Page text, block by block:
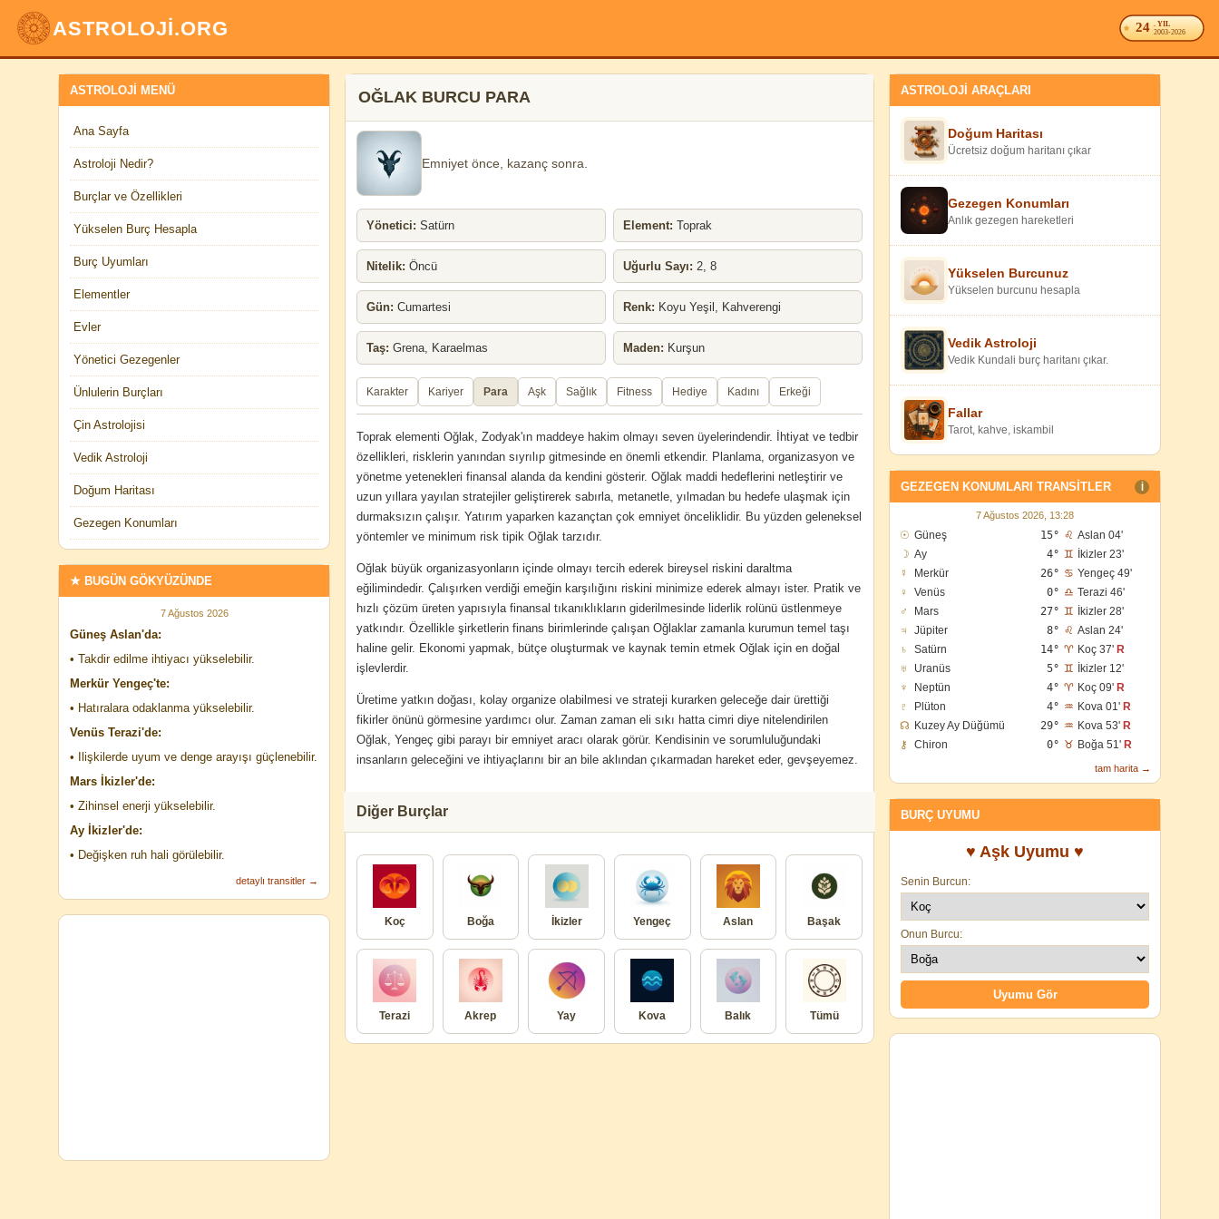
ASTROLOJİ.ORG 24 . YIL
2003-2026
ASTROLOJI MENÜ
Ana Sayfa
Astroloji Nedir?
Burçlar ve Özellikleri
Yükselen Burç Hesapla
Burç Uyumları
Elementler
Evler
Yönetici Gezegenler
Ünlulerin Burçları
Çin Astrolojisi
Vedik Astroloji
Doğum Haritası
Gezegen Konumları
★ BUGÜN GÖKYÜZÜNDE
7 Ağustos 2026
Güneş Aslan'da:
• Takdir edilme ihtiyacı yükselebilir.
Merkür Yengeç'te:
• Hatıralara odaklanma yükselebilir.
Venüs Terazi'de:
• Ilişkilerde uyum ve denge arayışı güçlenebilir.
Mars İkizler'de:
• Zihinsel enerji yükselebilir.
Ay İkizler'de:
• Değişken ruh hali görülebilir.
detaylı transitler →
OĞLAK BURCU PARA
Emniyet önce, kazanç sonra.
Yönetici: Satürn Element: Toprak
Nitelik: Öncü Uğurlu Sayı: 2, 8
Gün: Cumartesi Renk: Koyu Yeşil, Kahverengi
Taş: Grena, Karaelmas Maden: Kurşun
Karakter Kariyer Para Aşk Sağlık Fitness Hediye Kadını Erkeği
Toprak elementi Oğlak, Zodyak'ın maddeye hakim olmayı seven üyelerindendir. İhtiyat ve tedbir
özellikleri, risklerin yanından sıyrılıp gitmesinde en önemli etkendir. Planlama, organizasyon ve
yönetme yetenekleri finansal alanda da kendini gösterir. Oğlak maddi hedeflerini netleştirir ve
uzun yıllara yayılan stratejiler geliştirerek sabırla, metanetle, yılmadan bu hedefe ulaşmak için
durmaksızın çalışır. Yatırım yaparken kazançtan çok emniyet önceliklidir. Bu yüzden geleneksel
yöntemler ve minimum risk tipik Oğlak tarzıdır.
Oğlak büyük organizasyonların içinde olmayı tercih ederek bireysel riskini daraltma
eğilimindedir. Çalışırken verdiği emeğin karşılığını riskini minimize ederek almayı ister. Pratik ve
hızlı çözüm üreten yapısıyla finansal tıkanıklıkların giderilmesinde liderlik rolünü üstlenmeye
yatkındır. Özellikle şirketlerin finans birimlerinde çalışan Oğlaklar zamanla kurumun temel taşı
haline gelir. Ekonomi yapmak, bütçe oluşturmak ve kaynak temin etmek Oğlak için en doğal
işlevlerdir.
Üretime yatkın doğası, kolay organize olabilmesi ve strateji kurarken geleceğe dair ürettiği
fikirler önünü görmesine yardımcı olur. Zaman zaman eli sıkı hatta cimri diye nitelendirilen
Oğlak, Yengeç gibi parayı bir emniyet aracı olarak görür. Kendisinin ve sorumluluğundaki
insanların geleceğini ve ihtiyaçlarını bir an bile aklından çıkarmadan hareket eder, gevşeyemez.
Diğer Burçlar
Koç Boğa İkizler Yengeç Aslan Başak
Terazi Akrep Yay Kova Balık Tümü
ASTROLOJİ ARAÇLARI
Doğum Haritası
Ücretsiz doğum haritanı çıkar
Gezegen Konumları
Anlık gezegen hareketleri
Yükselen Burcunuz
Yükselen burcunu hesapla
Vedik Astroloji
Vedik Kundali burç haritanı çıkar.
Fallar
Tarot, kahve, iskambil
GEZEGEN KONUMLARI TRANSITLER I
7 Ağustos 2026, 13:28
☉ Güneş 15° ♌ Aslan 04'
☽ Ay 4° ♊
İkizler 23'
☿
Merkür 26° ♋ Yengeç 49'
♀
Venüs 0° ♎ Terazi 46'
♂
Mars 27° ♊
İkizler 28'
♃
Jüpiter 8° ♌ Aslan 24'
♄
Satürn 14° ♈ Koç 37' R
♅
Uranüs 5° ♊
İkizler 12'
♆
Neptün 4° ♈ Koç 09' R
♇
Plüton 4° ♒ Kova 01' R
☊ Kuzey Ay Düğümü 29° ♒ Kova 53' R
⚷
Chiron 0° ♉ Boğa 51' R
tam harita →
BURÇ UYUMU
♥ Aşk Uyumu ♥
Senin Burcun:
Onun Burcu: